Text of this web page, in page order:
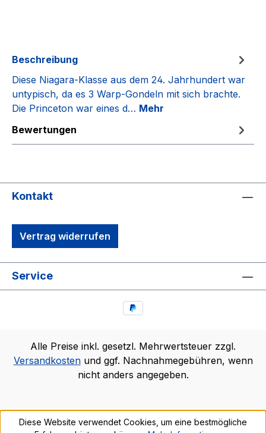
Beschreibung
Diese Niagara-Klasse aus dem 24. Jahrhundert war
untypisch, da es 3 Warp-Gondeln mit sich brachte.
Die Princeton war eines d… Mehr
Bewertungen
Kontakt
Vertrag widerrufen
Service
Alle Preise inkl. gesetzl. Mehrwertsteuer zzgl.
Versandkostenund ggf. Nachnahmegebühren, wenn
nicht anders angegeben.
Diese Website verwendet Cookies, um eine bestmögliche